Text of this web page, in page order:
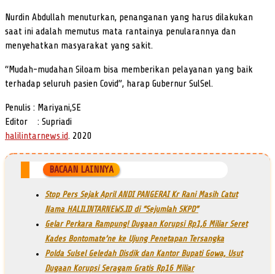
Nurdin Abdullah menuturkan, penanganan yang harus dilakukan
saat ini adalah memutus mata rantainya penularannya dan
menyehatkan masyarakat yang sakit.
“Mudah-mudahan Siloam bisa memberikan pelayanan yang baik
terhadap seluruh pasien Covid”, harap Gubernur SulSel.
Penulis : Mariyani,SE
Editor : Supriadi
halilintarnews.id. 2020
BACAAN LAINNYA
Stop Pers Sejak April ANDI PANGERAI Kr Rani Masih Catut
Nama HALILINTARNEWS.ID di “Sejumlah SKPD”
Gelar Perkara Rampung! Dugaan Korupsi Rp1,6 Miliar Seret
Kades Bontomate’ne ke Ujung Penetapan Tersangka
Polda Sulsel Geledah Disdik dan Kantor Bupati Gowa, Usut
Dugaan Korupsi Seragam Gratis Rp16 Miliar